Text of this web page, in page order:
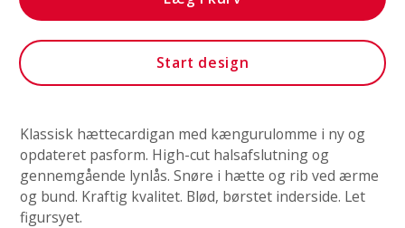
Start design
Klassisk hættecardigan med kængurulomme i ny og
opdateret pasform. High-cut halsafslutning og
gennemgående lynlås. Snøre i hætte og rib ved ærme
og bund. Kraftig kvalitet. Blød, børstet inderside. Let
figursyet.